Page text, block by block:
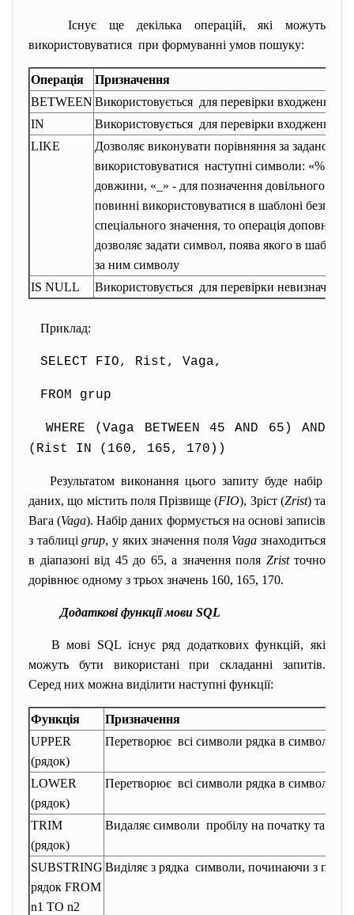
Існує ще декілька операцій, які можуть
використовуватися при формуванні умов пошуку:
Операція
Призначення
BETWEEN Використовується для перевірки входження
IN
Використовується для перевірки входження
LIKE
Дозволяє виконувати порівняння за заданою
використовуватися наступні символи: «%» -
довжини, «_» - для позначення довільного
повинні використовуватися в шаблоні
спеціального значення, то операція
дозволяє задати символ, поява якого в шаблоні
за ним символу
IS NULL
Використовується для перевірки
Приклад:
SELECT FIO, Rist, Vaga,
FROM grup
WHERE (Vaga BETWEEN 45 AND 65) AND
(Rist IN (160, 165, 170))
Результатом виконання цього запиту буде набір
даних, що містить поля Прізвище (FIO), Зріст (Zrist) та
Вага (Vaga). Набір даних формується на основі записів
з таблиціgrup, у яких значення поля Vaga знаходиться
в діапазоні від 45 до 65, а значення поля Zristточно
дорівнює одному з трьох значень 160, 165, 170.
Додаткові функції мови SQL
В мові SQL існує ряд додаткових функцій, які
можуть бути використані при складанні запитів.
Серед них можна виділити наступні функції:
Функція
Призначення
UPPER
(рядок)
Перетворює всі символи рядка в символи
LOWER
(рядок)
Перетворює всі символи рядка в символи
TRIM
(рядок)
Видаляє символи пробілу на початку та в
SUBSTRING
рядок FROM
n1 TO n2
Виділяє з рядка символи, починаючи з